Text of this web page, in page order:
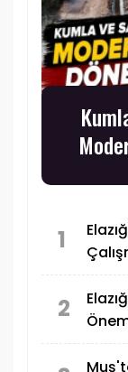
1
2